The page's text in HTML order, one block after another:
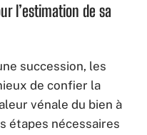
l’estimation de sa
succession, les
de confier la
vénale du bien à
étapes nécessaires